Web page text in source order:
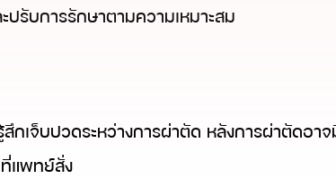
บการรักษาตามความเหมาะสม
กเจ็บปวดระหว่างการผ่าตัด หลังการผ่าตัดอา
ที่แพทย์สั่ง